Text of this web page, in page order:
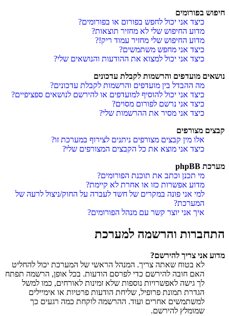
חיפוש בפורומים
כיצד אני יכול לחפש בפורום או בפורומים?
מדוע החיפוש שלי לא מחזיר תוצאות?
מדוע החיפוש שלי מחזיר עמוד ריק!?
כיצד אני מחפש משתמשים?
כיצד אני יכול למצוא את ההודעות והנושאים שלי?
נושאים מועדפים והרשמות לקבלת עדכונים
מה ההבדל בין מועדפים והרשמות לקבלת עדכונים?
כיצד אני יכול להוסיף למועדפים או להירשם לנושאים ספציפיים?
כיצד אני נרשם לפורום מסוים?
כיצד אני מסיר את ההרשמות שלי?
קבצים מצורפים
אלו מין קבצים מצורפים ניתנים לצירוף במערכת זו?
כיצד אני מוצא את כל הקבצים המצורפים שלי?
מערכת phpBB
מי תכנן וכתב את תוכנת הפורומים?
מדוע אפשרות כזו או אחרת לא קיימת?
למי אני פונה במקרים של חשד לעברה על החוק/ניצול לרעה של
המערכת?
איך אני יוצר קשר עם מנהל הפורומים?
התחברות והרשמה למערכת
מדוע אני צריך להירשם?
לא בטוח שאתה צריך. המנהל הראשי של המערכת יכול להחליט
האם חובה להירשם כדי לפרסם הודעות. בכל אופן, הרשמה תפתח
לך גישה לאפשרויות נוספות שלא זמינות לאורחים, כמו למשל
הגדרת תמונת פרופיל, שליחת הודעות פרטיות או אימיילים
למשתמשים אחרים ועוד. ההרשמה לוקחת כמה רגעים כך
שמומלץ להירשם.